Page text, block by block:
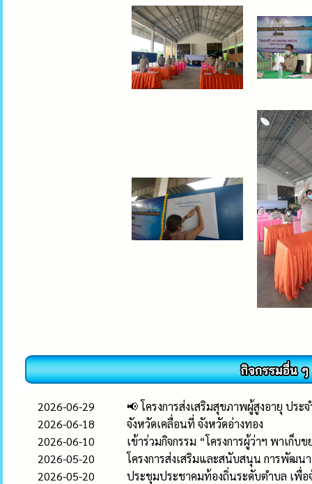
2026-06-29
📢 โครงการส่งเสริมสุขภาพผู้สูงอายุ ปร
2026-06-18
จังหวัดเคลื่อนที่ จังหวัดอ่างทอง
2026-06-10
เข้าร่วมกิจกรรม “โครงการผู้ว่าฯ พาเก็บข
2026-05-20
โครงการส่งเสริมและสนับสนุน การพัฒ
2026-05-20
ประชุมประชาคมท้องถิ่นระดับตำบล เ